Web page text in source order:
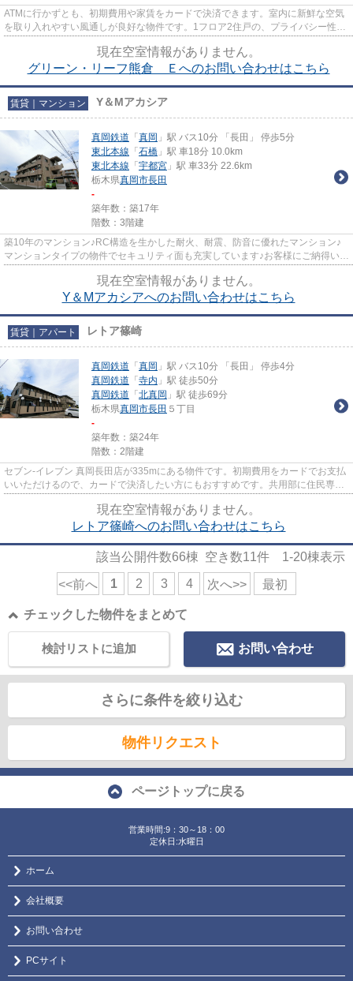
ATMに行かずとも、初期費用や家賃をカードで決済できます。室内に新鮮な空気
を取り入れやすい風通しが良好な物件です。1フロア2住戸の、プライバシー性も
現在空室情報がありません。
グリーン・リーフ熊倉 Ｅへのお問い合わせはこちら
賃貸｜マンション Y＆Mアカシア
真岡鉄道 「 真岡 」駅 バス10分 「長田」 停歩5分
東北本線 「 石橋 」駅 車18分 10.0km
東北本線 「 宇都宮 」駅 車33分 22.6km
栃木県真岡市長田
-
築年数：築17年
階数：3階建
築10年のマンション♪RC構造を生かした耐火、耐震、防音に優れたマンション♪
マンションタイプの物件でセキュリティ面も充実しています♪お客様にご納得いた
現在空室情報がありません。
Y＆Mアカシアへのお問い合わせはこちら
賃貸｜アパート レトア篠崎
真岡鉄道 「 真岡 」駅 バス10分 「長田」 停歩4分
真岡鉄道 「 寺内 」駅 徒歩50分
真岡鉄道 「 北真岡 」駅 徒歩69分
栃木県真岡市長田 ５丁目
-
築年数：築24年
階数：2階建
セブン‐イレブン 真岡長田店が335mにある物件です。初期費用をカードでお支払
いいただけるので、カードで決済したい方にもおすすめです。共用部に住民専用
現在空室情報がありません。
レトア篠崎へのお問い合わせはこちら
該当公開件数66棟 空き数11件 1-20棟表示
<<前へ 1 2 3 4 次へ>> 最初
チェックした物件をまとめて
お問い合わせ
検討リストに追加
さらに条件を絞り込む
物件リクエスト
ページトップに戻る
営業時間:9：30～18：00
定休日:水曜日
ホーム
会社概要
お問い合わせ
PCサイト